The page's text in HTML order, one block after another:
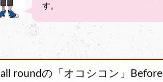
す。
all roundの「オコシコン」Before